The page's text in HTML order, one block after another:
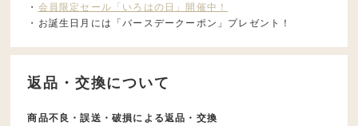
・ 会員限定セール「いろはの日」開催中！
・お誕生日月には「バースデークーポン」プレゼント！
返品・交換について
商品不良・誤送・破損による返品・交換